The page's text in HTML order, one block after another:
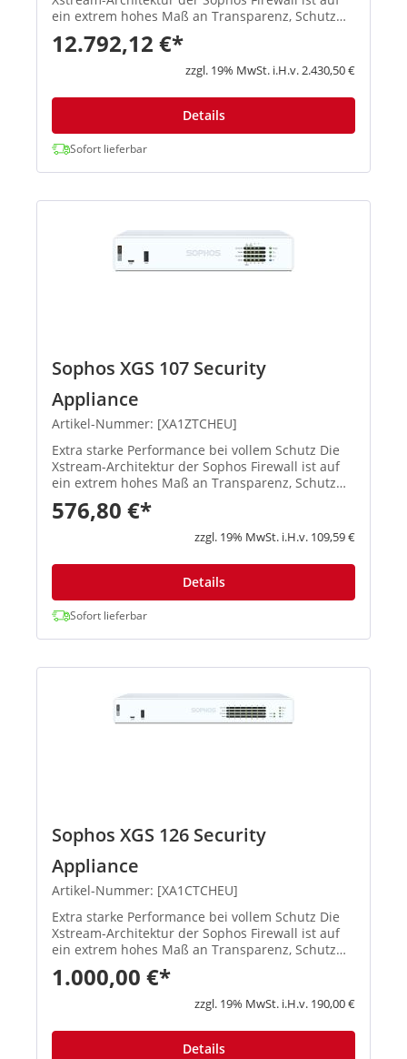
ein extrem hohes Maß an Transparenz, Schutz
und Performance ausgelegt, damit
Administratoren die größten Herausforderungen
moderner Netzwerke spielend meis...
12.792,12 €*
zzgl. 19% MwSt. i.H.v. 2.430,50 €
Details
Sofort lieferbar
Sophos XGS 107 Security
Appliance
Artikel-Nummer: [XA1ZTCHEU]
Extra starke Performance bei vollem Schutz Die
Xstream-Architektur der Sophos Firewall ist auf
ein extrem hohes Maß an Transparenz, Schutz
und Performance ausgelegt, damit
Administratoren die größten Herausforderungen
moderner Netzwerke spielend mei...
576,80 €*
zzgl. 19% MwSt. i.H.v. 109,59 €
Details
Sofort lieferbar
Sophos XGS 126 Security
Appliance
Artikel-Nummer: [XA1CTCHEU]
Extra starke Performance bei vollem Schutz Die
Xstream-Architektur der Sophos Firewall ist auf
ein extrem hohes Maß an Transparenz, Schutz
und Performance ausgelegt, damit
Administratoren die größten Herausforderungen
moderner Netzwerke spielend mei...
1.000,00 €*
zzgl. 19% MwSt. i.H.v. 190,00 €
Details